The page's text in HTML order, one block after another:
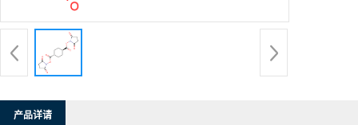
产品详请